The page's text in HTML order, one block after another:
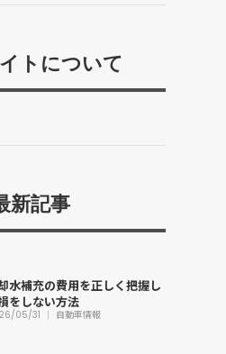
トについて
新記事
水補充の費用を正しく把握し
をしない方法
05/31 自動車情報